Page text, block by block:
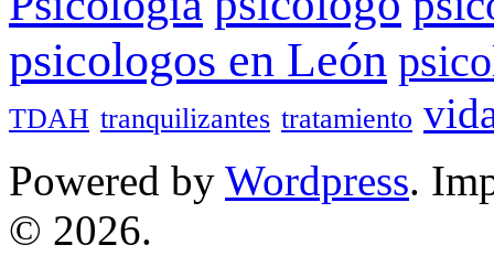
psicologos en León
TDAH tranquilizantes tratamiento
Powered by Wordpress.
© 2026.